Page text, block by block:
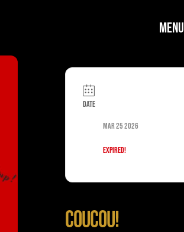
MENU
Date
Mar 25 2026
Expired!
Coucou!